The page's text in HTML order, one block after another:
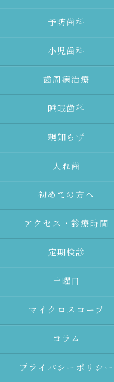
予防⻭科
⼩児⻭科
⻭周病治療
睡眠歯科
親知らず
⼊れ⻭
初めての⽅へ
アクセス・診療時間
定期検診
土曜日
マイクロスコープ
コラム
プライバシーポリシー